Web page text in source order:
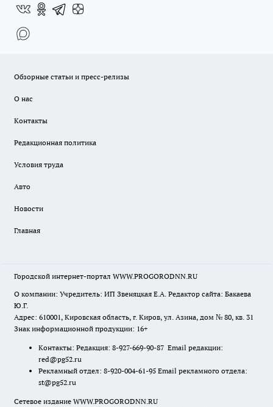
Обзорные статьи и пресс-релизы
О нас
Контакты
Редакционная политика
Условия труда
Авто
Новости
Главная
Городской интернет-портал WWW.PROGORODNN.RU
О компании: Учредитель: ИП Звеняцкая Е.А. Редактор сайта: Бакаева
Ю.Г.
Адрес: 610001, Кировская область, г. Киров, ул. Азина, дом № 80, кв. 31
Знак информационной продукции: 16+
Контакты: Редакция: 8-927-669-90-87 Email редакции:
red@pg52.ru
Рекламный отдел: 8-920-004-61-95 Email рекламного отдела:
st@pg52.ru
Сетевое издание WWW.PROGORODNN.RU